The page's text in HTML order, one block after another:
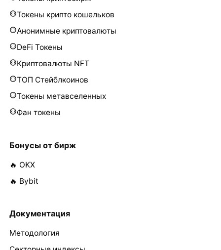
Токены крипто кошельков
Анонимные криптовалюты
DeFi Токены
Криптовалюты NFT
ТОП Стейблкоинов
Токены метавселенных
Фан токены
Бонусы от бирж
🔥 OKX
🔥 Bybit
Документация
Методология